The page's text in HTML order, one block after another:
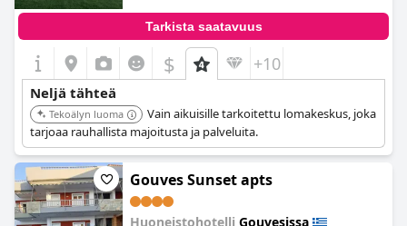
Tarkista saatavuus
$ +10
Neljä tähteä
Tekoälyn luoma
Vain aikuisille tarkoitettu lomakeskus, joka
tarjoaa rauhallista majoitusta ja palveluita.
Gouves Sunset apts
Huoneistohotelli Gouvesissa